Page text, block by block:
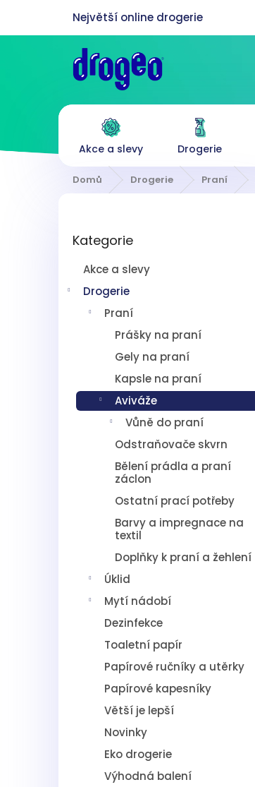
obsah
Akce a slevy Drogerie
Domů Drogerie Praní
kategorie
Kategorie
Akce a slevy
Drogerie
Praní
Prášky na praní
Gely na praní
Kapsle na praní
Aviváže
Vůně do praní
Odstraňovače skvrn
Bělení prádla a praní
záclon
Ostatní prací potřeby
Barvy a impregnace na
textil
Doplňky k praní a žehlení
Úklid
Mytí nádobí
Dezinfekce
Toaletní papír
Papírové ručníky a utěrky
Papírové kapesníky
Větší je lepší
Novinky
Eko drogerie
Výhodná balení